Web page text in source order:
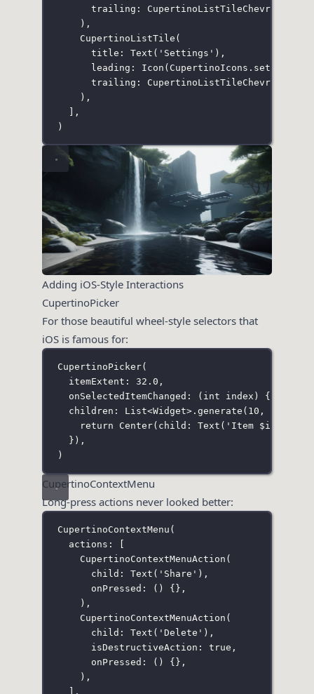
trailing : CupertinoListTileChevron
),
CupertinoListTile (
title : Text ( 'Settings' ),
leading : Icon ( CupertinoIcons .settings),
trailing : CupertinoListTileChevron
),
],
)
Adding iOS-Style Interactions
CupertinoPicker
For those beautiful wheel-style selectors that
iOS is famous for:
CupertinoPicker(
itemExtent : 32.0 ,
onSelectedItemChanged : ( int index) {},
children : List<Widget>. generate ( 10 , (
return
Center(child : Text ( 'Item $index
}),
)
CupertinoContextMenu
Long-press actions never looked better:
CupertinoContextMenu (
actions :
CupertinoContextMenuAction (
child : Text ( 'Share' ),
onPressed :
() {},
),
CupertinoContextMenuAction (
child : Text ( 'Delete' ),
isDestructiveAction : true ,
onPressed :
() {},
),
],